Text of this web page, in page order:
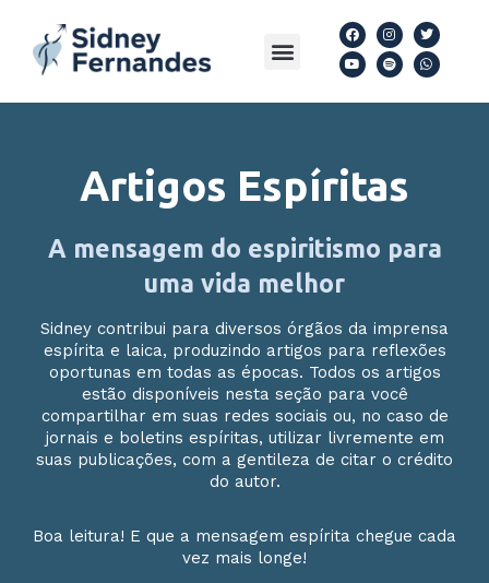
para
conteúdo
Menu
F
a
c
e
b
o
I
n
s
t
a
r
T
w
i
t
t
r
Y
o
u
t
u
e
S
p
o
t
i
y
W
h
a
t
s
p
Artigos Espíritas
A mensagem do espiritismo para
uma vida melhor
Sidney contribui para diversos órgãos da imprensa
espírita e laica, produzindo artigos para reflexões
oportunas em todas as épocas. Todos os artigos
estão disponíveis nesta seção para você
compartilhar em suas redes sociais ou, no caso de
jornais e boletins espíritas, utilizar livremente em
suas publicações, com a gentileza de citar o crédito
do autor.
Boa leitura! E que a mensagem espírita chegue cada
vez mais longe!